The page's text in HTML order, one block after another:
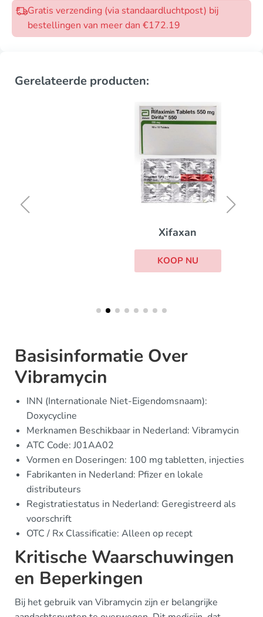
Gratis verzending (via standaardluchtpost) bij
bestellingen van meer dan €172.19
Gerelateerde producten:
Basisinformatie Over
Vibramycin
INN (Internationale Niet-Eigendomsnaam):
Doxycycline
Merknamen Beschikbaar in Nederland: Vibramycin
ATC Code: J01AA02
Vormen en Doseringen: 100 mg tabletten, injecties
Fabrikanten in Nederland: Pfizer en lokale
distributeurs
Registratiestatus in Nederland: Geregistreerd als
voorschrift
OTC / Rx Classificatie: Alleen op recept
Kritische Waarschuwingen
en Beperkingen
Bij het gebruik van Vibramycin zijn er belangrijke